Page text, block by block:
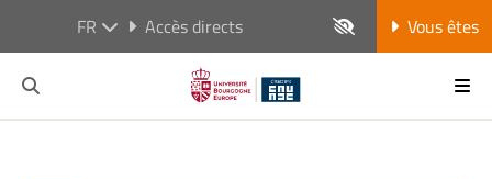
FR Accès directs Vous êtes